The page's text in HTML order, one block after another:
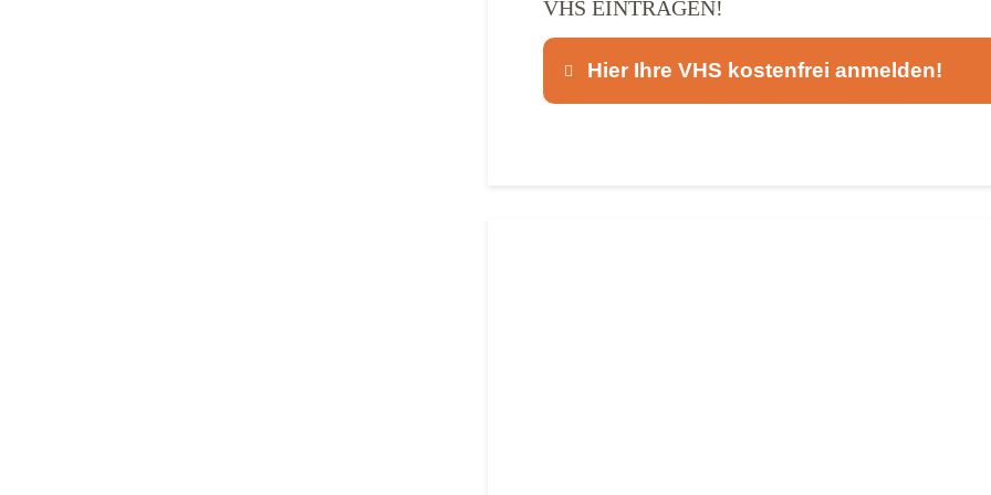
VHS EINTRAGEN!
Hier Ihre VHS kostenfrei anmelden!